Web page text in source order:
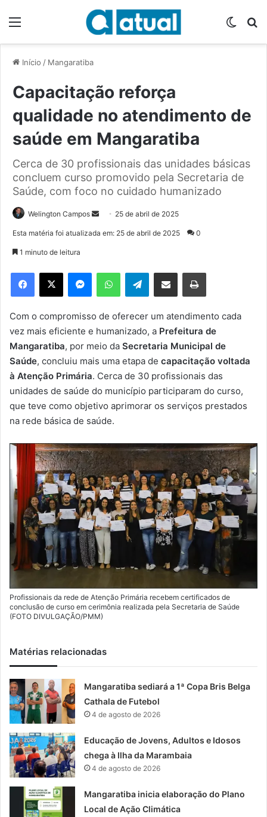
Início / Mangaratiba
Capacitação reforça
qualidade no atendimento de
saúde em Mangaratiba
Cerca de 30 profissionais das unidades básicas
concluem curso promovido pela Secretaria de
Saúde, com foco no cuidado humanizado
Welington Campos
e
m
e
-
m
a
i
25 de abril de 2025
Esta matéria foi atualizada em: 25 de abril de 2025 0
1 minuto de leitura
Telegram
Com o compromisso de oferecer um atendimento cada
vez mais eficiente e humanizado, a Prefeitura de
Mangaratiba, por meio da Secretaria Municipal de
Saúde, concluiu mais uma etapa de capacitação voltada
à Atenção Primária. Cerca de 30 profissionais das
unidades de saúde do município participaram do curso,
que teve como objetivo aprimorar os serviços prestados
na rede básica de saúde.
Profissionais da rede de Atenção Primária recebem certificados de
conclusão de curso em cerimônia realizada pela Secretaria de Saúde
(FOTO DIVULGAÇÃO/PMM)
Matérias relacionadas
Mangaratiba sediará a 1ª Copa Bris Belga
Cathala de Futebol
4 de agosto de 2026
Educação de Jovens, Adultos e Idosos
chega à Ilha da Marambaia
4 de agosto de 2026
Mangaratiba inicia elaboração do Plano
Local de Ação Climática